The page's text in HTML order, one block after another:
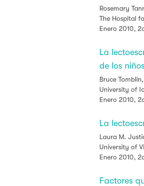
Rosemary
The Hospital
Enero 2010,
La
de los
Bruce
University of
Enero 2010,
La
Laura M.
University of
Enero 2010,
Factores